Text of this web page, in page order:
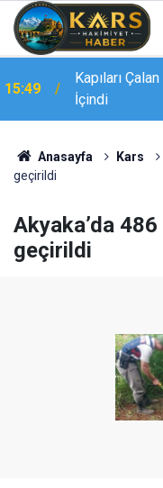
Kapıları
İçindi
15:44
Erzincan’da
atıldı
Anasayfa Kars
geçirildi
Akyaka’da
geçirildi